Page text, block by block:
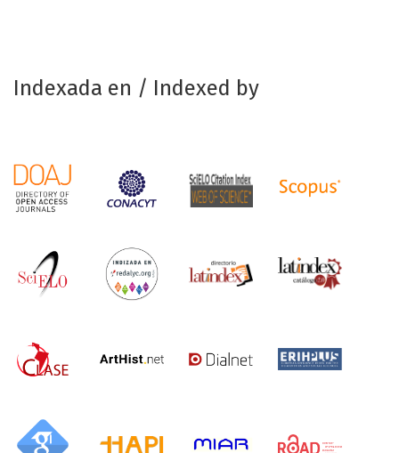
Indexada en / Indexed by